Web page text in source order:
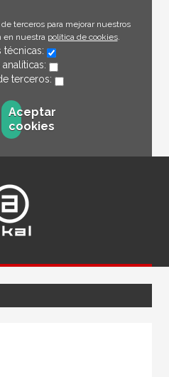
terceros para mejorar nuestros
en nuestra política de cookies.
técnicas:
terceros:
Aceptar
cookies